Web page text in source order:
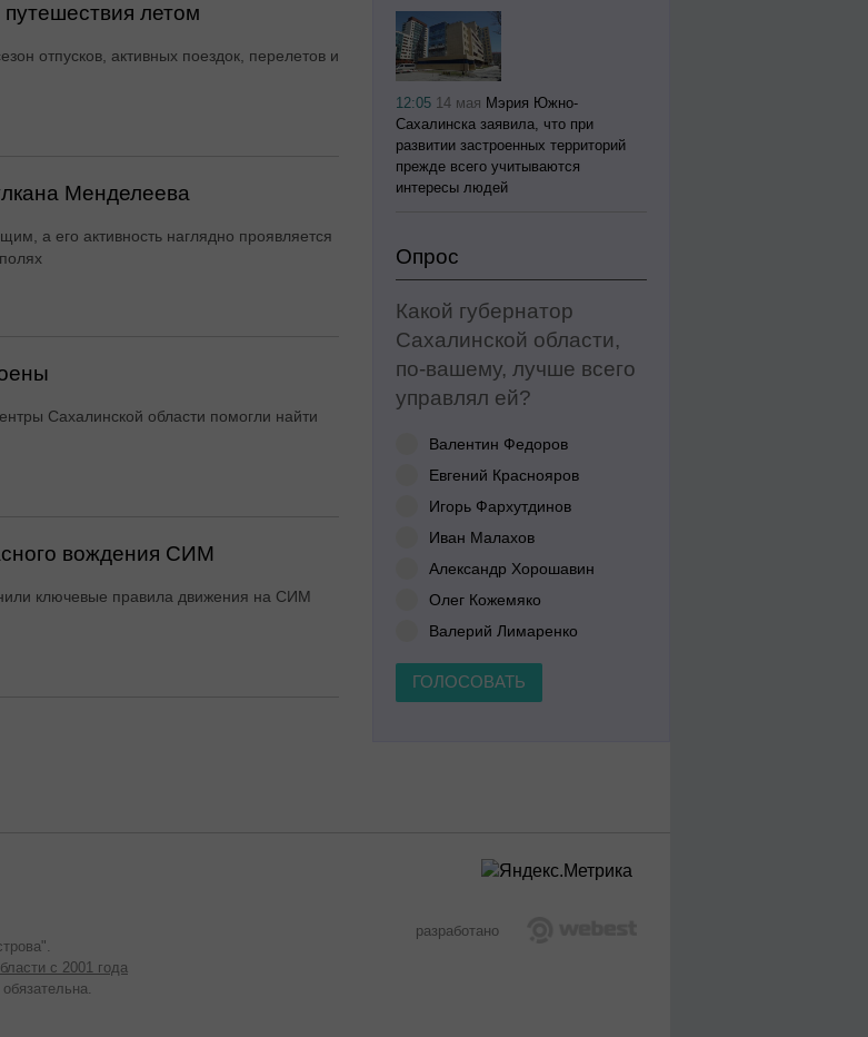
летом
отпусков, активных поездок, перелетов и
Менделеева
а его активность наглядно проявляется
Сахалинской области помогли найти
вождения СИМ
ключевые правила движения на СИМ
12:05 14 мая Мэрия Южно-
Сахалинска заявила, что при
развитии застроенных территорий
прежде всего учитываются
интересы людей
Опрос
Какой губернатор
Сахалинской области,
по-вашему, лучше всего
управлял ей?
Валентин Федоров
Евгений Краснояров
Игорь Фархутдинов
Иван Малахов
Александр Хорошавин
Олег Кожемяко
Валерий Лимаренко
ГОЛОСОВАТЬ
с 2001 года
разработано